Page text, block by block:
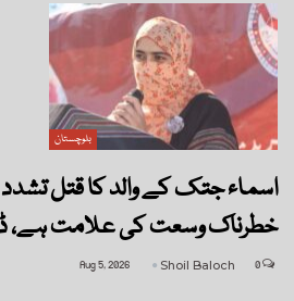
بلوچستان
اسماء جتک کے والد کا قتل تشدد
خطرناک وسعت کی علامت ہے،
Shoil Baloch
Aug 5, 2026